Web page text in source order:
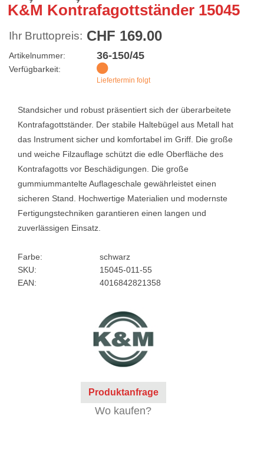
K&M Kontrafagottständer 15045
Ihr Bruttopreis: CHF 169.00
Artikelnummer: 36-150/45
Verfügbarkeit:
Liefertermin folgt
Standsicher und robust präsentiert sich der überarbeitete
Kontrafagottständer. Der stabile Haltebügel aus Metall hat
das Instrument sicher und komfortabel im Griff. Die große
und weiche Filzauflage schützt die edle Oberfläche des
Kontrafagotts vor Beschädigungen. Die große
gummiummantelte Auflageschale gewährleistet einen
sicheren Stand. Hochwertige Materialien und modernste
Fertigungstechniken garantieren einen langen und
zuverlässigen Einsatz.
Farbe:
schwarz
SKU:
15045-011-55
EAN:
4016842821358
Produktanfrage
Wo kaufen?